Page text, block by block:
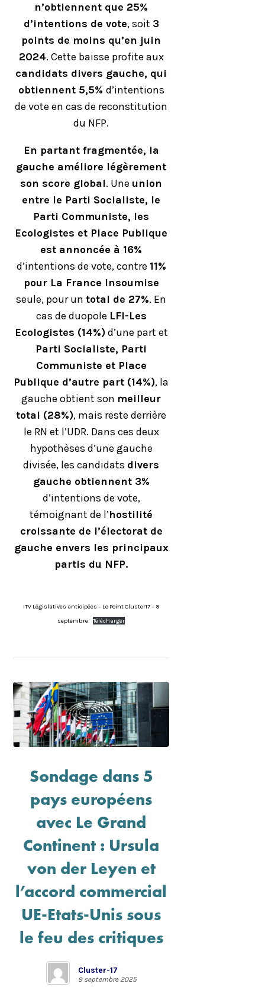
n’obtiennent que 25%
d’intentions de vote, soit 3
points de moins qu’en juin
2024. Cette baisse profite aux
candidats divers gauche, qui
obtiennent 5,5% d’intentions
de vote en cas de reconstitution
du NFP.
En partant fragmentée, la
gauche améliore légèrement
son score global. Une union
entre le Parti Socialiste, le
Parti Communiste, les
Ecologistes et Place Publique
est annoncée à 16%
d’intentions de vote, contre 11%
pour La France Insoumise
seule, pour untotal de 27%. En
cas de duopole LFI-Les
Ecologistes (14%)d’une part et
Parti Socialiste, Parti
Communiste et Place
Publique d’autre part (14%), la
gauche obtient son meilleur
total (28%), mais reste derrière
le RN et l’UDR. Dans ces deux
hypothèses d’une gauche
divisée, les candidats divers
gauche obtiennent 3%
d’intentions de vote,
témoignant de l’hostilité
croissante de l’électorat de
gauche envers les principaux
partis du NFP.
ITV Législatives anticipées – Le Point Cluster17 – 9
septembre
Télécharger
Sondage dans 5
pays européens
avec Le Grand
Continent : Ursula
von der Leyen et
l’accord commercial
UE-Etats-Unis sous
le feu des critiques
Cluster-17
9 septembre 2025